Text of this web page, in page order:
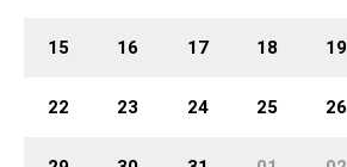
15 16 17 18 19
22 23 24 25 26